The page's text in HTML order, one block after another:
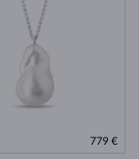
779 €